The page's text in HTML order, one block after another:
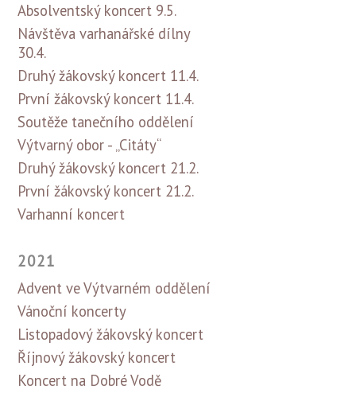
Absolventský koncert 9.5.
Návštěva varhanářské dílny
30.4.
Druhý žákovský koncert 11.4.
První žákovský koncert 11.4.
Soutěže tanečního oddělení
Výtvarný obor - „Citáty“
Druhý žákovský koncert 21.2.
První žákovský koncert 21.2.
Varhanní koncert
2021
Advent ve Výtvarném oddělení
Vánoční koncerty
Listopadový žákovský koncert
Říjnový žákovský koncert
Koncert na Dobré Vodě